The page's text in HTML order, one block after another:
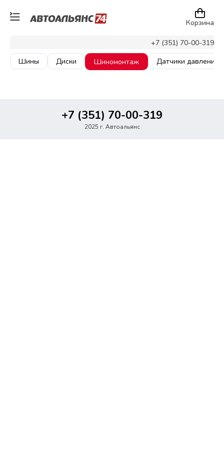
+7 (351) 70-00-319
Корзина
Шины Диски Шиномонтаж Датчики давления
+7 (351) 70-00-319
2025 г. Автоальянс